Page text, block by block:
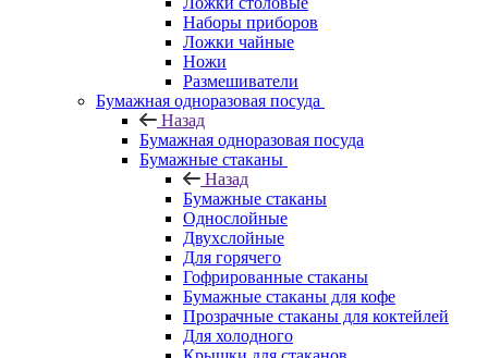
Наборы приборов
Ложки чайные
Ножи
Размешиватели
Бумажная одноразовая посуда
Назад
Бумажная одноразовая посуда
Бумажные стаканы
Назад
Бумажные стаканы
Однослойные
Двухслойные
Для горячего
Гофрированные стаканы
Бумажные стаканы для кофе
Прозрачные стаканы для коктейлей
Для холодного